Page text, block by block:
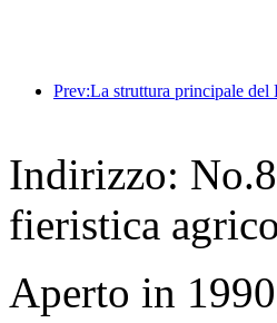
Indirizzo:
fieristica
Aperto in